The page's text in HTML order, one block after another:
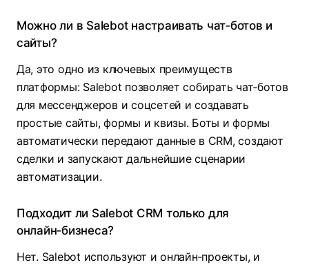
Можно ли в Salebot настраивать чат‑ботов и
сайты?
Да, это одно из ключевых преимуществ
платформы: Salebot позволяет собирать чат‑ботов
для мессенджеров и соцсетей и создавать
простые сайты, формы и квизы. Боты и формы
автоматически передают данные в CRM, создают
сделки и запускают дальнейшие сценарии
автоматизации.
Подходит ли Salebot CRM только для
онлайн‑бизнеса?
Нет. Salebot используют и онлайн‑проекты, и